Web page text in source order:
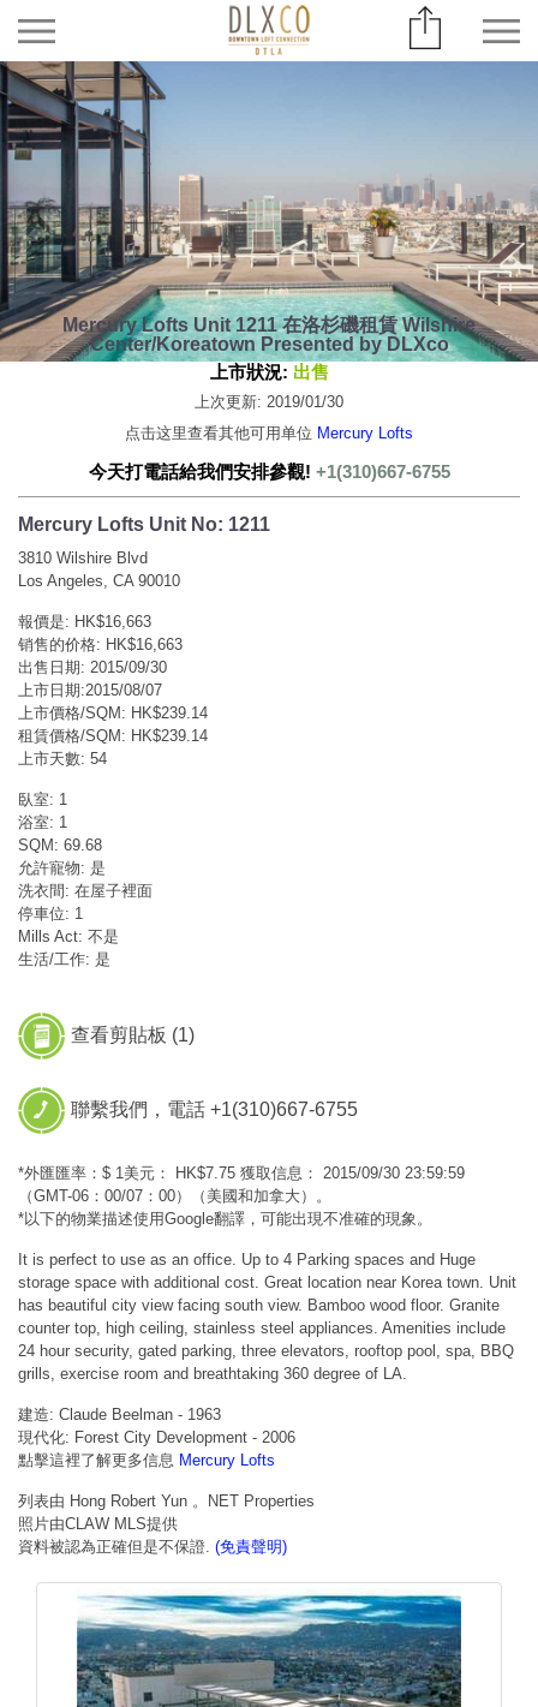
Mercury Lofts Unit 1211 在洛杉磯租賃 Wilshire
Center/Koreatown Presented by DLXco
上市狀況: 出售
上次更新: 2019/01/30
点击这里查看其他可用单位 Mercury Lofts
今天打電話給我們安排參觀! +1(310)667-6755
Mercury Lofts Unit No: 1211
3810 Wilshire Blvd
Los Angeles, CA 90010
報價是: HK$16,663
销售的价格: HK$16,663
出售日期: 2015/09/30
上市日期:2015/08/07
上市價格/SQM: HK$239.14
租賃價格/SQM: HK$239.14
上市天數: 54
臥室: 1
浴室: 1
SQM: 69.68
允許寵物: 是
洗衣間: 在屋子裡面
停車位: 1
Mills Act: 不是
生活/工作: 是
查看剪貼板 (1)
聯繫我們，電話 +1(310)667-6755
*外匯匯率：$ 1美元： HK$7.75 獲取信息： 2015/09/30 23:59:59
（GMT-06：00/07：00）（美國和加拿大）。
*以下的物業描述使用Google翻譯，可能出現不准確的現象。
It is perfect to use as an office. Up to 4 Parking spaces and Huge
storage space with additional cost. Great location near Korea town. Unit
has beautiful city view facing south view. Bamboo wood floor. Granite
counter top, high ceiling, stainless steel appliances. Amenities include
24 hour security, gated parking, three elevators, rooftop pool, spa, BBQ
grills, exercise room and breathtaking 360 degree of LA.
建造: Claude Beelman - 1963
現代化: Forest City Development - 2006
點擊這裡了解更多信息 Mercury Lofts
列表由 Hong Robert Yun 。NET Properties
照片由CLAW MLS提供
資料被認為正確但是不保證. (免責聲明)